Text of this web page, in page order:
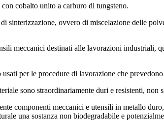
cobalto unito a carburo di tungsteno.
sinterizzazione, ovvero di miscelazione delle
meccanici destinati alle lavorazioni industriali,
usati per le procedure di lavorazione che
sono straordinariamente duri e resistenti,
componenti meccanici e utensili in metallo
una sostanza non biodegradabile e